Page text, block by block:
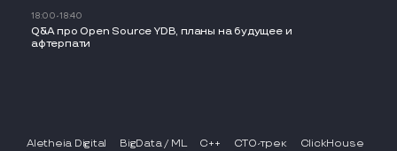
18:00-18:40
Q&A про Open Source YDB, планы на будущее и
афтерпати
Aletheia Digital BigData / ML C++ CTO-трек
ClickHouse